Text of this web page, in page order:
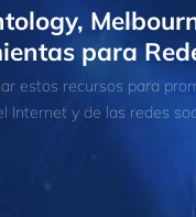
para
estos recursos para
Internet y de las redes